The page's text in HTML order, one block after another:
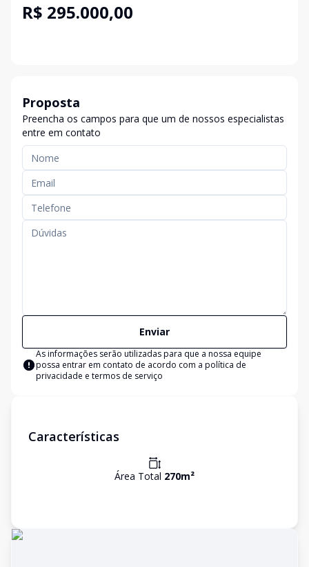
R$ 295.000,00
Proposta
Preencha os campos para que um de nossos especialistas
entre em contato
Enviar
As informações serão utilizadas para que a nossa equipe
possa entrar em contato de acordo com a política de
privacidade e termos de serviço
Características
Área Total 270m²